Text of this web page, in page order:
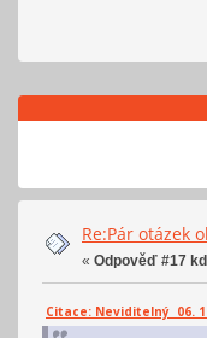
Re:Pár otázek
« Odpověď #17
Citace: Neviditelný 06.